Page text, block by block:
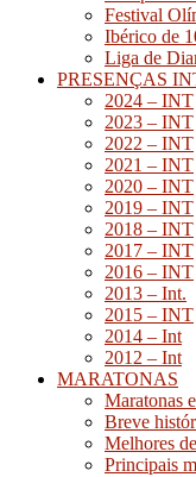
Festival
Ibérico de
Liga de
PRESENÇAS
2024 – INT
2023 – INT
2022 – INT
2021 – INT
2020 – INT
2019 – INT
2018 – INT
2017 – INT
2016 – INT
2013 – Int.
2015 – INT
2014 – Int
2012 – Int
MARATONAS
Maratonas
Breve
Melhores
Principais